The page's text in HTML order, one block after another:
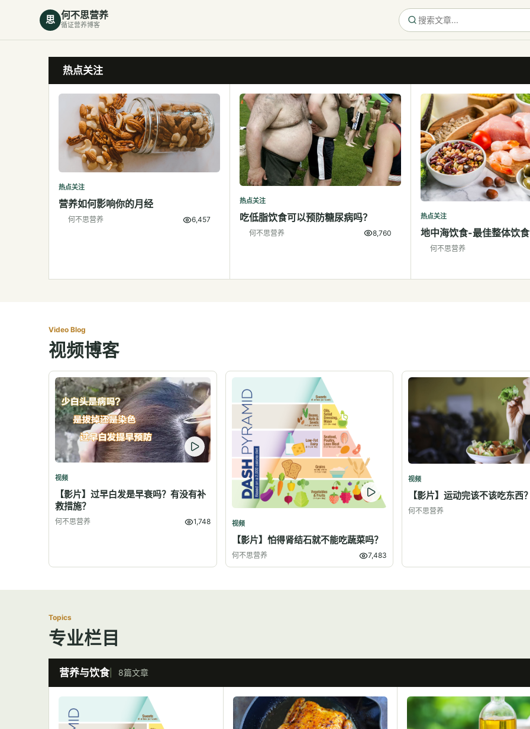
思 何不思营养
循证营养博客
热点关注
热点关注
营养如何影响你的月经
何不思营养 6,457
热点关注
吃低脂饮食可以预防糖尿病吗？
何不思营养 8,760
热点关注
地中海饮食-最佳整体饮食
何不思营养
Video Blog
视频博客
视频
【影片】过早白发是早衰吗？有没有补
救措施？
何不思营养 1,748 视频
【影片】怕得肾结石就不能吃蔬菜吗？
何不思营养 7,483
视频
【影片】运动完该不该吃东西
何不思营养
Topics
专业栏目
营养与饮食 8篇文章